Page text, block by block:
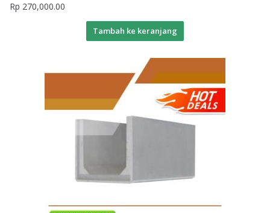
Rp 270,000.00
Tambah ke keranjang